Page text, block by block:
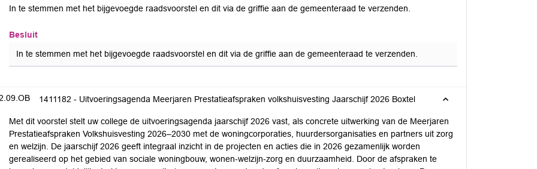
In te stemmen met het bijgevoegde raadsvoorstel en dit via de griffie aan de gemeenteraad te verzenden.
Besluit
In te stemmen met het bijgevoegde raadsvoorstel en dit via de griffie aan de gemeenteraad te verzenden.
1411182 - Uitvoeringsagenda Meerjaren Prestatieafspraken volkshuisvesting Jaarschijf 2026 Boxtel
Met dit voorstel stelt uw college de uitvoeringsagenda jaarschijf 2026 vast, als concrete uitwerking van de Meerjaren
Prestatieafspraken Volkshuisvesting 2026–2030 met de woningcorporaties, huurdersorganisaties en partners uit zorg
en welzijn. De jaarschijf 2026 geeft integraal inzicht in de projecten en acties die in 2026 gezamenlijk worden
gerealiseerd op het gebied van sociale woningbouw, wonen‑welzijn‑zorg en duurzaamheid. Door de afspraken te